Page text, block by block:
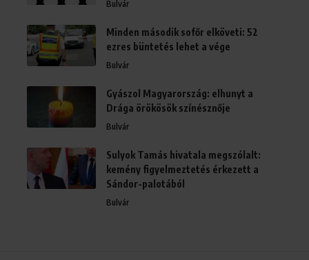
Bulvár
Minden második sofőr elköveti: 52
ezres büntetés lehet a vége
Bulvár
Gyászol Magyarország: elhunyt a
Drága örökösök színésznője
Bulvár
Sulyok Tamás hivatala megszólalt:
kemény figyelmeztetés érkezett a
Sándor-palotából
Bulvár